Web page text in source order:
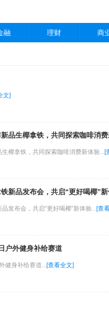
融 理财 商
文]
品生椰拿铁，共同探索咖啡消
椰拿铁，共同探索咖啡消费新体验...[
新品发布会，共启“更好喝椰”
发布会，共启“更好喝椰”新体验...[查
户外健身补给赛道
健身补给赛道...[查看全文]